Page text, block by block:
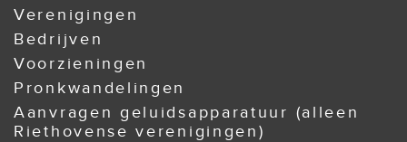
Verenigingen
Bedrijven
Voorzieningen
Pronkwandelingen
Aanvragen geluidsapparatuur (alleen
Riethovense verenigingen)